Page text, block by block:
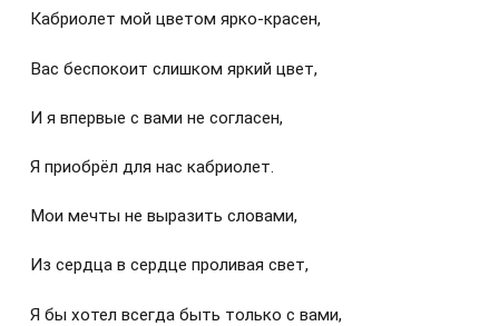
Кабриолет мой цветом ярко-красен,
Вас беспокоит слишком яркий цвет,
И я впервые с вами не согласен,
Я приобрёл для нас кабриолет.
Мои мечты не выразить словами,
Из сердца в сердце проливая свет,
Я бы хотел всегда быть только с вами,